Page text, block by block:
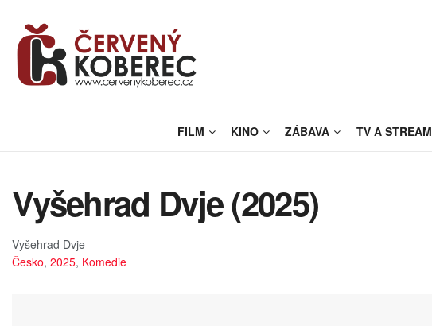
FILM KINO ZÁBAVA TV A STREAM
Vyšehrad Dvje (2025)
Vyšehrad Dvje
Česko, 2025, Komedie